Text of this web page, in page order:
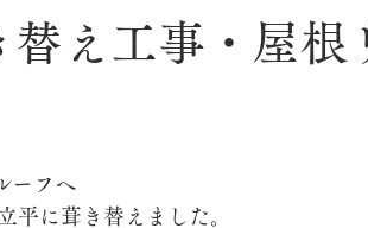
ィング張り替え工事
事
替え工事・屋根
ーフへ
平に葺き替えました。